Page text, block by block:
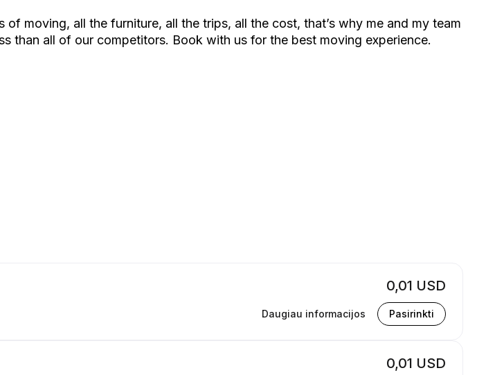
of moving, all the furniture, all the trips, all the cost, that’s why me and my team
than all of our competitors. Book with us for the best moving experience.
0,01 USD
Daugiau informacijos Pasirinkti
0,01 USD